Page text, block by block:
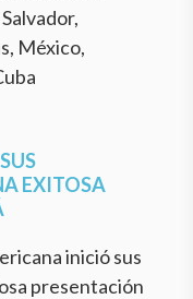
México,
EXITOSA
inició sus
presentación